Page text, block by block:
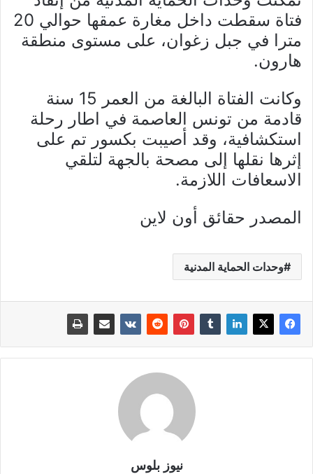
فتاة سقطت داخل مغارة عمقها حوالي 20
مترا في جبل زغوان، على مستوى منطقة
هارون.
وكانت الفتاة البالغة من العمر 15 سنة
قادمة من تونس العاصمة في اطار رحلة
استكشافية، وقد أصيبت بكسور تم على
إثرها نقلها إلى مصحة بالجهة لتلقي
الاسعافات اللازمة.
المصدر حقائق أون لاين
وحدات الحماية المدنية
نيوز بلوس